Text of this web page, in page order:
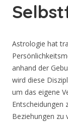
Astrologie hat
anhand der
wird diese
um das eigene
Entscheidungen
Beziehungen zu